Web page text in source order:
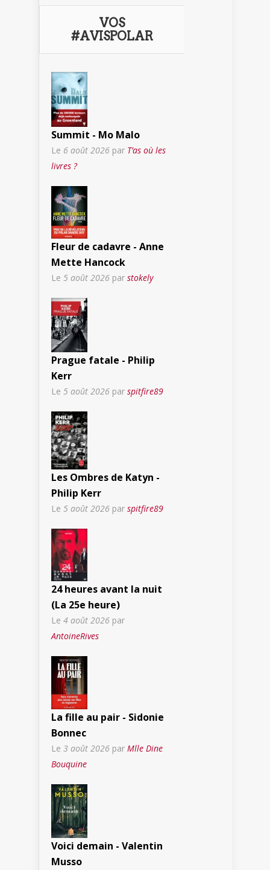
VOS
#AVISPOLAR
Summit - Mo Malo
Le 6 août 2026 par T’as où les
livres ?
Fleur de cadavre - Anne
Mette Hancock
Le 5 août 2026 par stokely
Prague fatale - Philip
Kerr
Le 5 août 2026 par spitfire89
Les Ombres de Katyn -
Philip Kerr
Le 5 août 2026 par spitfire89
24 heures avant la nuit
(La 25e heure)
Le 4 août 2026 par
AntoineRives
La fille au pair - Sidonie
Bonnec
Le 3 août 2026 par Mlle Dine
Bouquine
Voici demain - Valentin
Musso